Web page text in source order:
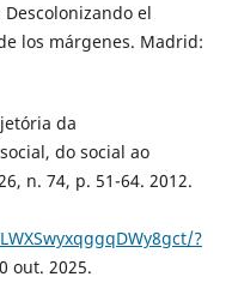
Descolonizando el
los márgenes. Madrid:
da
do social ao
n. 74, p. 51-64. 2012.
?
out. 2025.